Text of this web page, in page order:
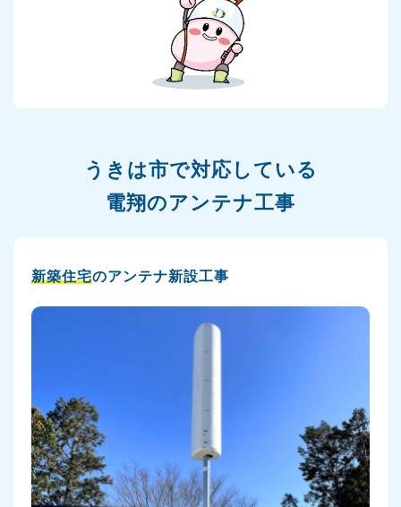
うきは市で対応している
電翔のアンテナ工事
新築住宅のアンテナ新設工事